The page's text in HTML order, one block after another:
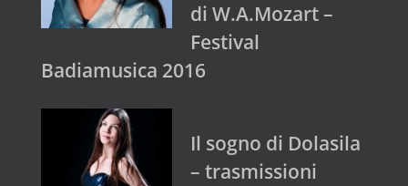
di W.A.Mozart –
Festival
Badiamusica 2016
Il sogno di Dolasila
– trasmissioni